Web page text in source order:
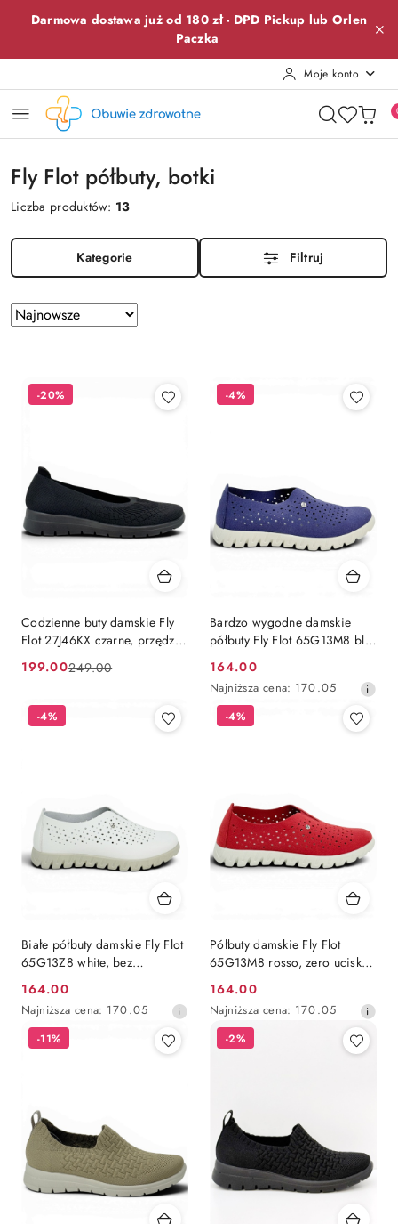
Przejdź do treści głównej
Przejdź do wyszukiwarki
Przejdź do moje konto
Przejdź do menu głównego
Przejdź do stopki
Darmowa dostawa już od 180 zł - DPD Pickup lub Orlen
Paczka
Moje konto
Fly Flot półbuty, botki
Liczba produktów: 13
Kategorie Filtruj
Zastosowano
sortowanie:
Sortuj
według
Codzienne buty damskie Fly
Flot 27J46KX czarne, przędza
nylonowa, tęgość K
Cena
199.00
Cena
promocją:
249.00
-20%
Bardzo wygodne damskie
półbuty Fly Flot 65G13M8 blu,
poszerzona tęgość H
Cena
promocyjna:
164.00
Najniższa
cena
Najniższa cena: 170.05
-4%
Białe półbuty damskie Fly Flot
65G13Z8 white, bez
H
Cena
promocyjna:
164.00
Najniższa
cena
Najniższa cena: 170.05
-4%
Półbuty damskie Fly Flot
65G13M8 rosso, zero ucisku,
Cena
promocyjna:
164.00
Najniższa
cena
obniżką
Najniższa cena: 170.05
-4%
-11% -2%